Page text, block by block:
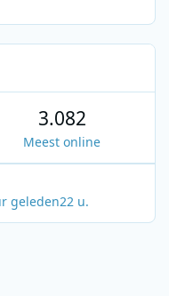
3.082
Meest online
geleden22 u.